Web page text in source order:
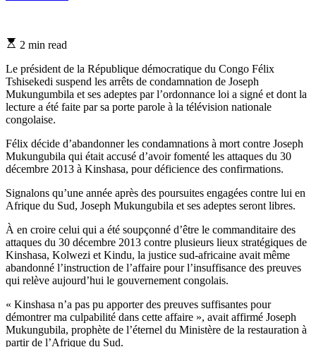
Estimated
time
2 min read
Le président de la République démocratique du Congo Félix
Tshisekedi suspend les arrêts de condamnation de Joseph
Mukungumbila et ses adeptes par l’ordonnance loi a signé et dont la
lecture a été faite par sa porte parole à la télévision nationale
congolaise.
Félix décide d’abandonner les condamnations à mort contre Joseph
Mukungubila qui était accusé d’avoir fomenté les attaques du 30
décembre 2013 à Kinshasa, pour déficience des confirmations.
Signalons qu’une année après des poursuites engagées contre lui en
Afrique du Sud, Joseph Mukungubila et ses adeptes seront libres.
À en croire celui qui a été soupçonné d’être le commanditaire des
attaques du 30 décembre 2013 contre plusieurs lieux stratégiques de
Kinshasa, Kolwezi et Kindu, la justice sud-africaine avait même
abandonné l’instruction de l’affaire pour l’insuffisance des preuves
qui relève aujourd’hui le gouvernement congolais.
« Kinshasa n’a pas pu apporter des preuves suffisantes pour
démontrer ma culpabilité dans cette affaire », avait affirmé Joseph
Mukungubila, prophète de l’éternel du Ministère de la restauration à
partir de l’Afrique du Sud.